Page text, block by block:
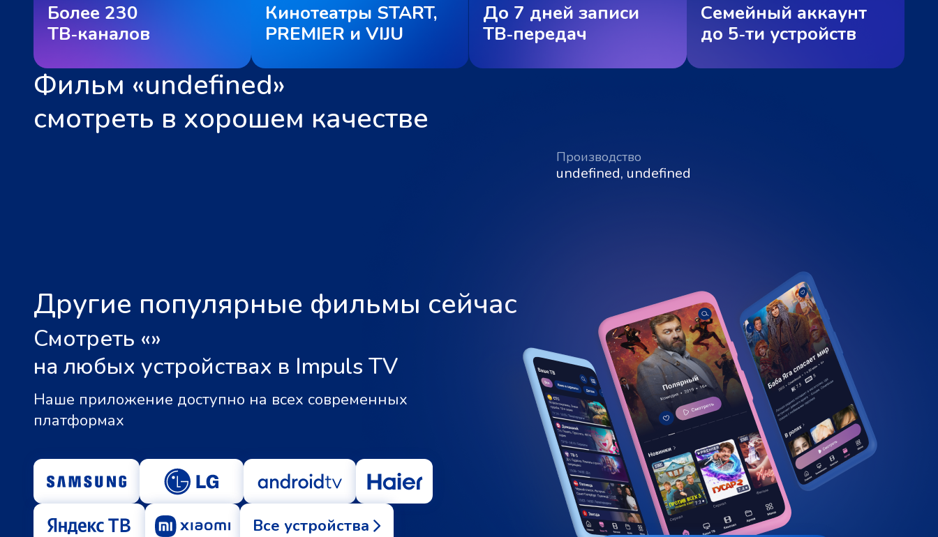
Более 230
ТВ‑каналов
Кинотеатры START,
PREMIER и VIJU
До 7 дней записи
ТВ‑передач
Семейный аккаунт
до 5‑ти устройств
Фильм «undefined»
смотреть в хорошем качестве
Производство
undefined, undefined
Другие популярные фильмы сейчас
Смотреть «»
на любых устройствах в Impuls TV
Наше приложение доступно на всех современных
платформах
Все устройства